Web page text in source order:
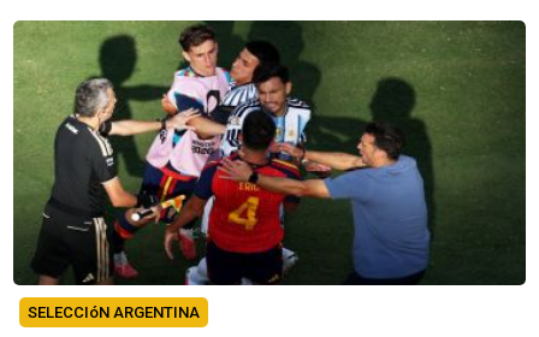
SELECCIóN ARGENTINA